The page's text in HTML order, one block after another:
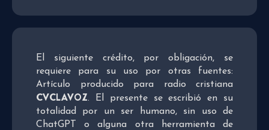
El siguiente crédito, por obligación, se
requiere para su uso por otras fuentes:
Artículo producido para radio cristiana
CVCLAVOZ. El presente se escribió en su
totalidad por un ser humano, sin uso de
ChatGPT o alguna otra herramienta de